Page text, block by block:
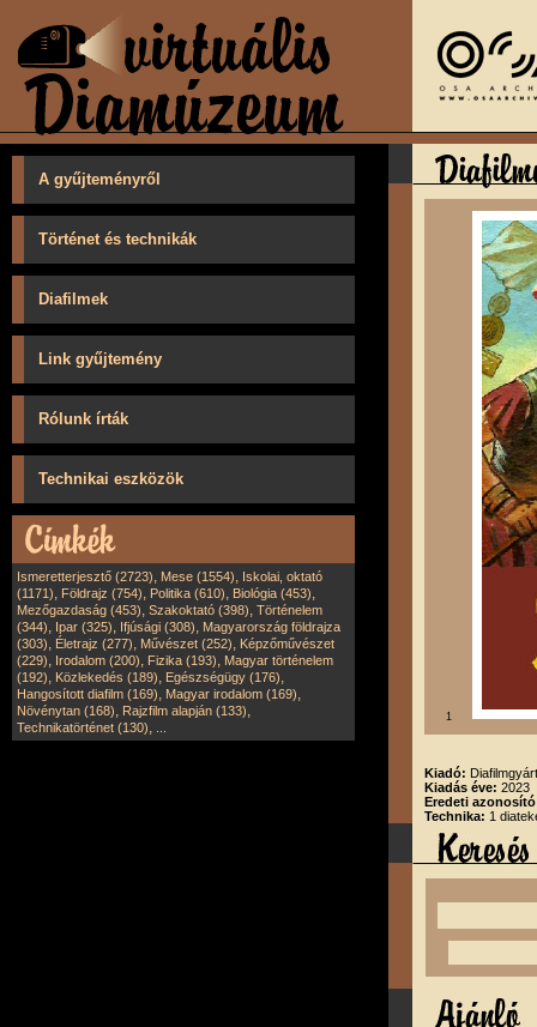
A gyűjteményről
Történet és technikák
Diafilmek
Link gyűjtemény
Rólunk írták
Technikai eszközök
Ismeretterjesztő (2723), Mese (1554), Iskolai, oktató
(1171), Földrajz (754), Politika (610), Biológia (453),
Mezőgazdaság (453), Szakoktató (398), Történelem
(344), Ipar (325), Ifjúsági (308), Magyarország földrajza
(303), Életrajz (277), Művészet (252), Képzőművészet
(229), Irodalom (200), Fizika (193), Magyar történelem
(192), Közlekedés (189), Egészségügy (176),
Hangosított diafilm (169), Magyar irodalom (169),
Növénytan (168), Rajzfilm alapján (133),
Technikatörténet (130),
1
Kiadó:
Kiadás éve: 2023
Eredeti
Technika: 1